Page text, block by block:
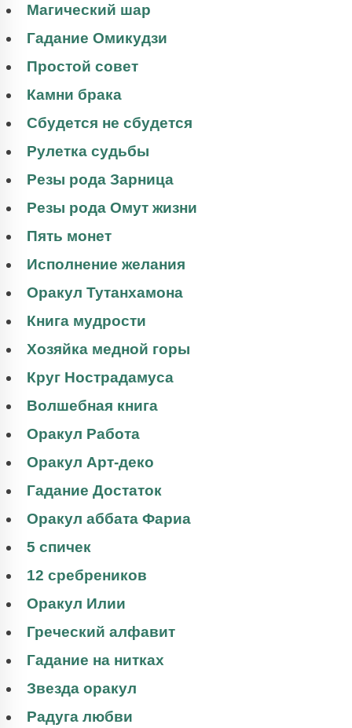
Магический шар
Гадание Омикудзи
Простой совет
Камни брака
Сбудется не сбудется
Рулетка судьбы
Резы рода Зарница
Резы рода Омут жизни
Пять монет
Исполнение желания
Оракул Тутанхамона
Книга мудрости
Хозяйка медной горы
Круг Нострадамуса
Волшебная книга
Оракул Работа
Оракул Арт-деко
Гадание Достаток
Оракул аббата Фариа
5 спичек
12 сребреников
Оракул Илии
Греческий алфавит
Гадание на нитках
Звезда оракул
Радуга любви